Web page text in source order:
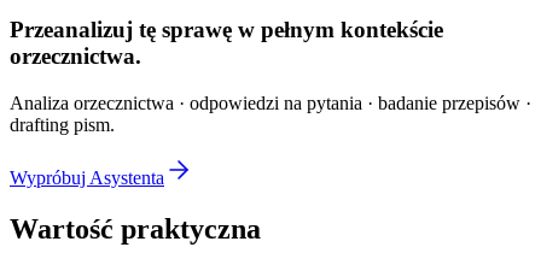
Przeanalizuj tę sprawę w pełnym kontekście
orzecznictwa.
Analiza orzecznictwa · odpowiedzi na pytania · badanie przepisów ·
drafting pism.
Wypróbuj Asystenta
Wartość praktyczna